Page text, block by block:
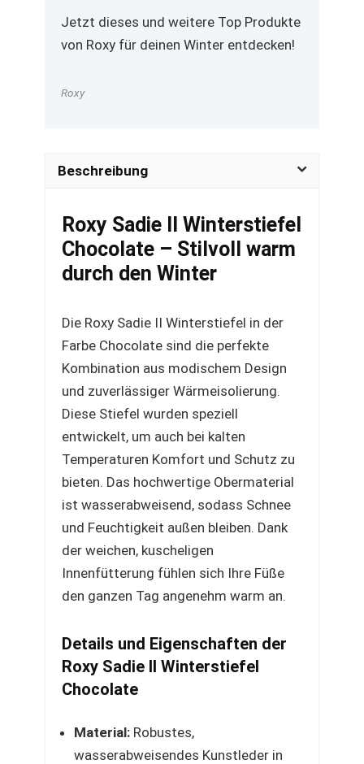
Jetzt dieses und weitere Top Produkte
von Roxy für deinen Winter entdecken!
Roxy
Beschreibung
Roxy Sadie II Winterstiefel
Chocolate – Stilvoll warm
durch den Winter
Die Roxy Sadie II Winterstiefel in der
Farbe Chocolate sind die perfekte
Kombination aus modischem Design
und zuverlässiger Wärmeisolierung.
Diese Stiefel wurden speziell
entwickelt, um auch bei kalten
Temperaturen Komfort und Schutz zu
bieten. Das hochwertige Obermaterial
ist wasserabweisend, sodass Schnee
und Feuchtigkeit außen bleiben. Dank
der weichen, kuscheligen
Innenfütterung fühlen sich Ihre Füße
den ganzen Tag angenehm warm an.
Details und Eigenschaften der
Roxy Sadie II Winterstiefel
Chocolate
Material: Robustes,
wasserabweisendes Kunstleder in